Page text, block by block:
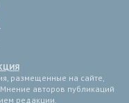
размещенные на сайте,
авторов публикаций
редакции.